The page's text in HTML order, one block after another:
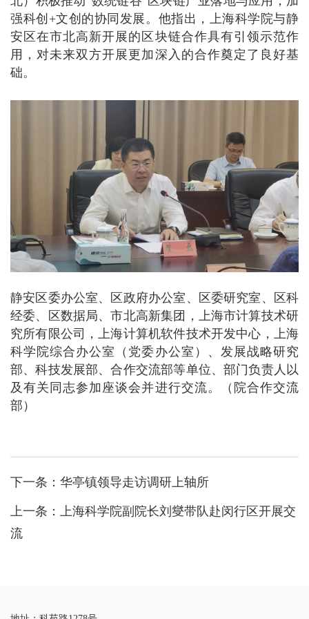
强科创+文创的协同发展。他指出，上海科学院与静
安区在市北高新开展的区块链合作具有引领示范作
用，对未来双方开展更加深入的合作奠定了良好基
础。
静安区委办公室、区政府办公室、区委研究室、区科
经委、区数据局、市北高新集团，上海市计算技术研
究所有限公司，上海计算机软件技术开发中心，上海
科学院综合办公室（党委办公室）、发展战略研究
部、科技发展部、合作交流部等单位、部门负责人以
及有关同志参加座谈会并进行交流。（院合作交流
部）
下一条： 华亭镇领导走访调研上轴所
上一条：
上海科学院副院长刘燮带队赴闵行区开展交
流